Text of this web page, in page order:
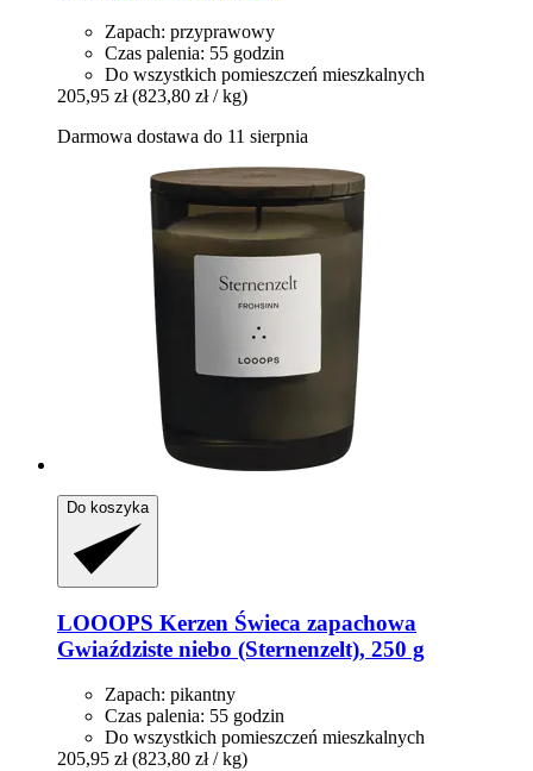
Zapach: przyprawowy
Czas palenia: 55 godzin
Do wszystkich pomieszczeń mieszkalnych
205,95 zł (823,80 zł / kg)
Darmowa dostawa do 11 sierpnia
Do koszyka
LOOOPS Kerzen Świeca zapachowa
Gwiaździste niebo (Sternenzelt), 250 g
Zapach: pikantny
Czas palenia: 55 godzin
Do wszystkich pomieszczeń mieszkalnych
205,95 zł (823,80 zł / kg)